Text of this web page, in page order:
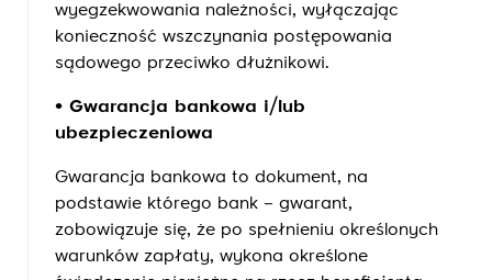
wyegzekwowania należności, wyłączając
konieczność wszczynania postępowania
sądowego przeciwko dłużnikowi.
• Gwarancja bankowa i/lub
ubezpieczeniowa
Gwarancja bankowa to dokument, na
podstawie którego bank – gwarant,
zobowiązuje się, że po spełnieniu określonych
warunków zapłaty, wykona określone